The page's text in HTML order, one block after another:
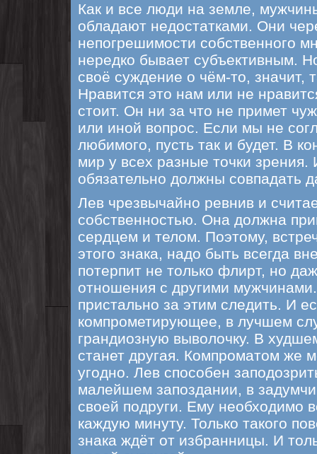
Как и все люди на земле,
обладают недостатками. Они
непогрешимости собственного
нередко бывает субъективным.
своё суждение о чём-то, значит,
Нравится это нам или не
стоит. Он ни за что не примет
или иной вопрос. Если мы не
любимого, пусть так и будет. В
мир у всех разные точки
обязательно должны совпадать
Лев чрезвычайно ревнив и
собственностью. Она должна
сердцем и телом. Поэтому,
этого знака, надо быть всегда
потерпит не только флирт, но
отношения с другими
пристально за этим следить. И
компрометирующее, в лучшем
грандиозную выволочку. В
станет другая. Компроматом же
угодно. Лев способен
малейшем запоздании, в
своей подруги. Ему необходимо
каждую минуту. Только такого
знака ждёт от избранницы. И